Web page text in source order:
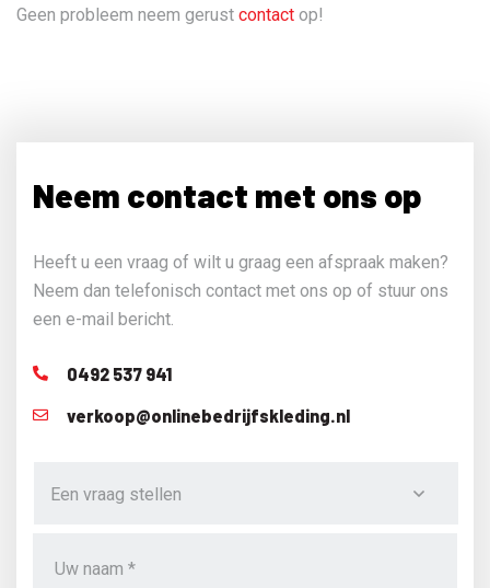
Geen probleem neem gerust contact op!
Neem contact met ons op
Heeft u een vraag of wilt u graag een afspraak maken?
Neem dan telefonisch contact met ons op of stuur ons
een e-mail bericht.
0492 537 941
verkoop@onlinebedrijfskleding.nl